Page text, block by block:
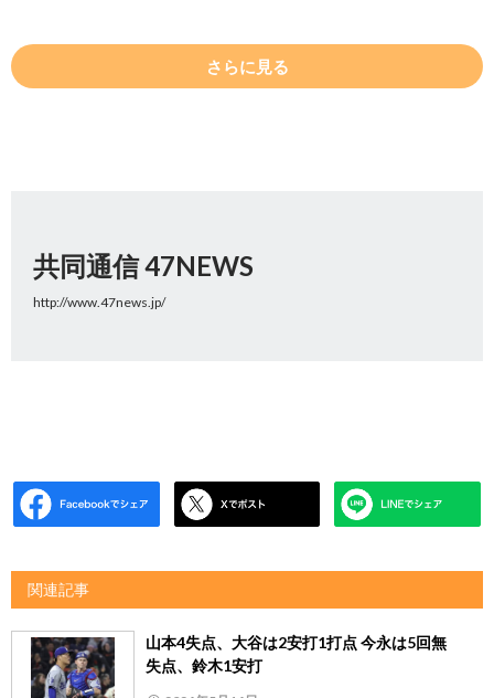
さらに見る
共同通信 47NEWS
http://www.47news.jp/
関連記事
山本4失点、大谷は2安打1打点 今永は5回無
失点、鈴木1安打